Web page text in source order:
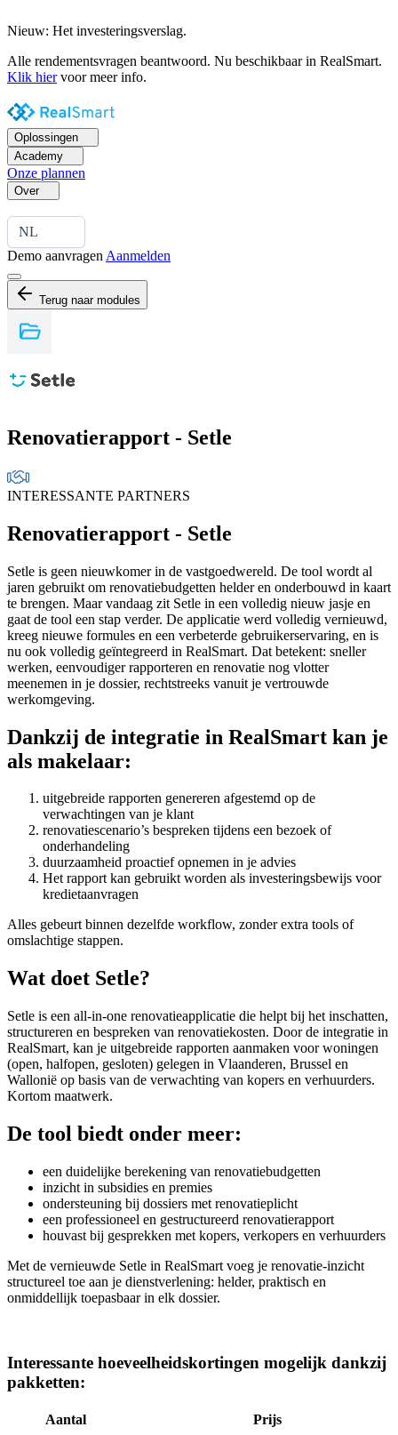
Nieuw: Het investeringsverslag.
Alle rendementsvragen beantwoord. Nu beschikbaar in RealSmart.
Klik hiervoor meer info.
Oplossingen
Academy
Onze plannen
Over
NL
Demo aanvragen Aanmelden
Terug naar modules
Renovatierapport - Setle
INTERESSANTE PARTNERS
Renovatierapport - Setle
Setle is geen nieuwkomer in de vastgoedwereld. De tool wordt al
jaren gebruikt om renovatiebudgetten helder en onderbouwd in kaart
te brengen. Maar vandaag zit Setle in een volledig nieuw jasje en
gaat de tool een stap verder. De applicatie werd volledig vernieuwd,
kreeg nieuwe formules en een verbeterde gebruikerservaring, en is
nu ook volledig geïntegreerd in RealSmart. Dat betekent: sneller
werken, eenvoudiger rapporteren en renovatie nog vlotter
meenemen in je dossier, rechtstreeks vanuit je vertrouwde
werkomgeving.
Dankzij de integratie in RealSmart kan je
als makelaar:
uitgebreide rapporten genereren afgestemd op de
verwachtingen van je klant
renovatiescenario’s bespreken tijdens een bezoek of
onderhandeling
duurzaamheid proactief opnemen in je advies
Het rapport kan gebruikt worden als investeringsbewijs voor
kredietaanvragen
Alles gebeurt binnen dezelfde workflow, zonder extra tools of
omslachtige stappen.
Wat doet Setle?
Setle is een all-in-one renovatieapplicatie die helpt bij het inschatten,
structureren en bespreken van renovatiekosten. Door de integratie in
RealSmart, kan je uitgebreide rapporten aanmaken voor woningen
(open, halfopen, gesloten) gelegen in Vlaanderen, Brussel en
Wallonië op basis van de verwachting van kopers en verhuurders.
Kortom maatwerk.
De tool biedt onder meer:
een duidelijke berekening van renovatiebudgetten
inzicht in subsidies en premies
ondersteuning bij dossiers met renovatieplicht
een professioneel en gestructureerd renovatierapport
houvast bij gesprekken met kopers, verkopers en verhuurders
Met de vernieuwde Setle in RealSmart voeg je renovatie-inzicht
structureel toe aan je dienstverlening: helder, praktisch en
onmiddellijk toepasbaar in elk dossier.
Interessante hoeveelheidskortingen mogelijk dankzij
pakketten:
Aantal Prijs